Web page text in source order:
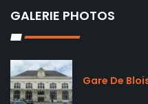
GALERIE PHOTOS
Gare De